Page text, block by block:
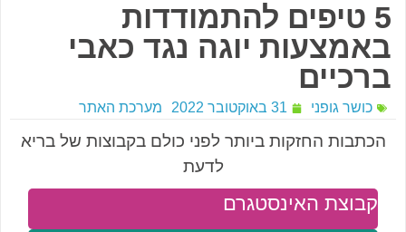
5 טיפים להתמודדות
באמצעות יוגה נגד כאבי
ברכיים
כושר גופני 31 באוקטובר 2022 מערכת האתר
הכתבות החזקות ביותר לפני כולם בקבוצות של בריא
לדעת
קבוצת האינסטגרם